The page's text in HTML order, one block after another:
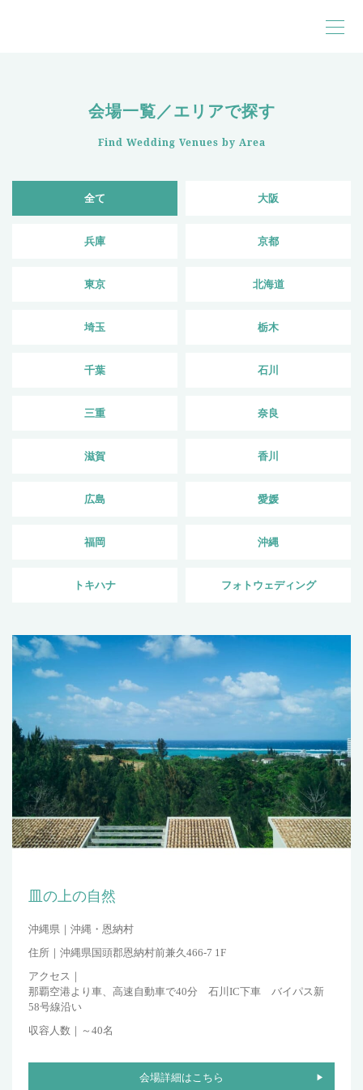
会場一覧／エリアで探す
Find Wedding Venues by Area
全て 大阪
兵庫 京都
東京 北海道
埼玉 栃木
千葉 石川
三重 奈良
滋賀 香川
広島 愛媛
福岡 沖縄
トキハナ フォトウェディング
皿の上の自然
沖縄県｜ 沖縄・恩納村
住所｜ 沖縄県国頭郡恩納村前兼久466-7 1F
アクセス｜
那覇空港より車、高速自動車で40分 石川IC下車 バイパス新
58号線沿い
収容人数｜ ～40名
会場詳細はこちら